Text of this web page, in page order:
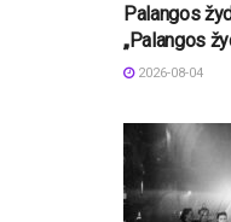
Palangos
„Palangos
2026-08-04